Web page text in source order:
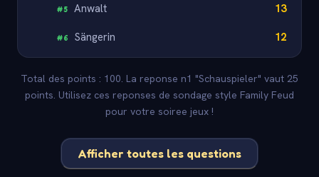
#5 Anwalt 13
#6 Sängerin 12
Total des points : 100. La reponse n1 "Schauspieler" vaut 25
points. Utilisez ces reponses de sondage style Family Feud
pour votre soiree jeux !
Afficher toutes les questions